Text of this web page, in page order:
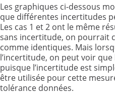
Les graphiques ci-dessous
que différentes incertitudes
Les cas 1 et 2 ont le même
sans incertitude, on pourrait
comme identiques. Mais
l’incertitude, on peut voir
puisque l’incertitude est
être utilisée pour cette
tolérance données.